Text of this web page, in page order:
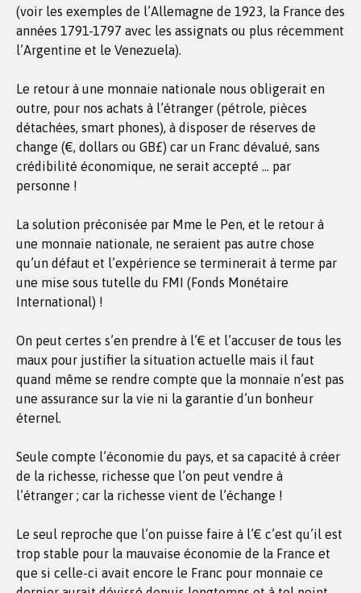
(voir les exemples de l’Allemagne de 1923, la France des
années 1791-1797 avec les assignats ou plus récemment
l’Argentine et le Venezuela).
Le retour à une monnaie nationale nous obligerait en
outre, pour nos achats à l’étranger (pétrole, pièces
détachées, smart phones), à disposer de réserves de
change (€, dollars ou GB£) car un Franc dévalué, sans
crédibilité économique, ne serait accepté … par
personne !
La solution préconisée par Mme le Pen, et le retour à
une monnaie nationale, ne seraient pas autre chose
qu’un défaut et l’expérience se terminerait à terme par
une mise sous tutelle du FMI (Fonds Monétaire
International) !
On peut certes s’en prendre à l’€ et l’accuser de tous les
maux pour justifier la situation actuelle mais il faut
quand même se rendre compte que la monnaie n’est pas
une assurance sur la vie ni la garantie d’un bonheur
éternel.
Seule compte l’économie du pays, et sa capacité à créer
de la richesse, richesse que l’on peut vendre à
l’étranger ; car la richesse vient de l’échange !
Le seul reproche que l’on puisse faire à l’€ c’est qu’il est
trop stable pour la mauvaise économie de la France et
que si celle-ci avait encore le Franc pour monnaie ce